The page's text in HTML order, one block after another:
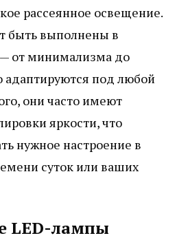
рассеянное освещение.
быть выполнены в
от минимализма до
адаптируются под любой
они часто имеют
яркости, что
нужное настроение в
суток или ваших
LED-лампы